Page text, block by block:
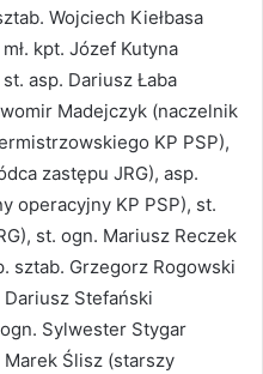
Wojciech Kiełbasa
kpt. Józef Kutyna
asp. Dariusz Łaba
Madejczyk (naczelnik
KP PSP),
zastępu JRG), asp.
operacyjny KP PSP), st.
st. ogn. Mariusz Reczek
sztab. Grzegorz Rogowski
Stefański
Sylwester Stygar
Ślisz (starszy